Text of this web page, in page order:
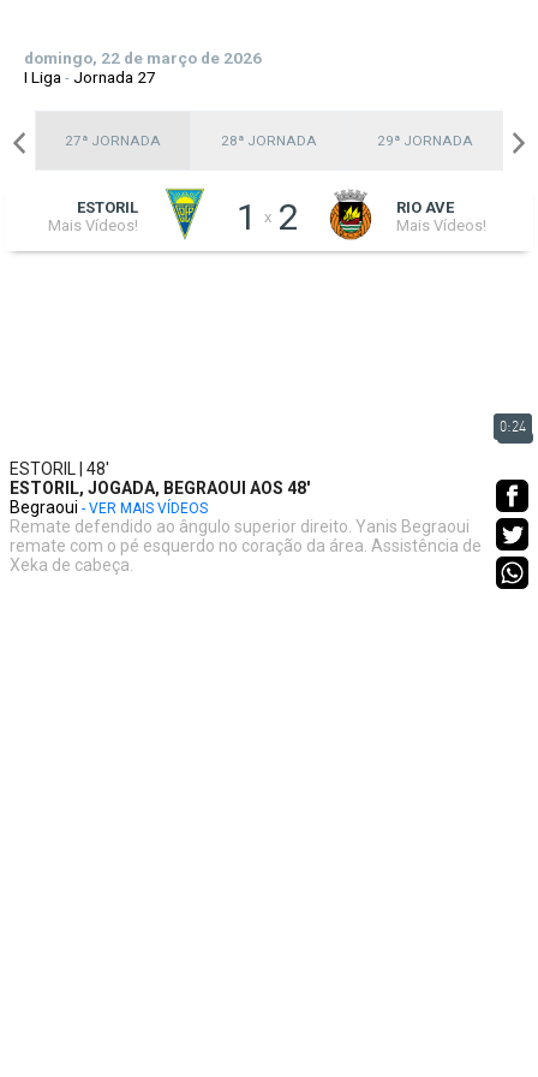
domingo, 22 de março de 2026
I Liga -Jornada 27
27ª JORNADA 28ª JORNADA 29ª JORNADA
ESTORIL
Mais Vídeos!
1 x 2
RIO AVE
Mais Vídeos!
0:24
ESTORIL | 48'
ESTORIL, JOGADA, BEGRAOUI AOS 48'
Begraoui - VER MAIS VÍDEOS
Remate defendido ao ângulo superior direito. Yanis Begraoui
remate com o pé esquerdo no coração da área. Assistência de
Xeka de cabeça.